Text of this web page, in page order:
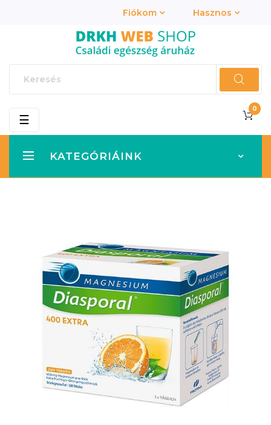
Fiókom Hasznos
0
KATEGÓRIÁINK
Toggle
navigation
☰